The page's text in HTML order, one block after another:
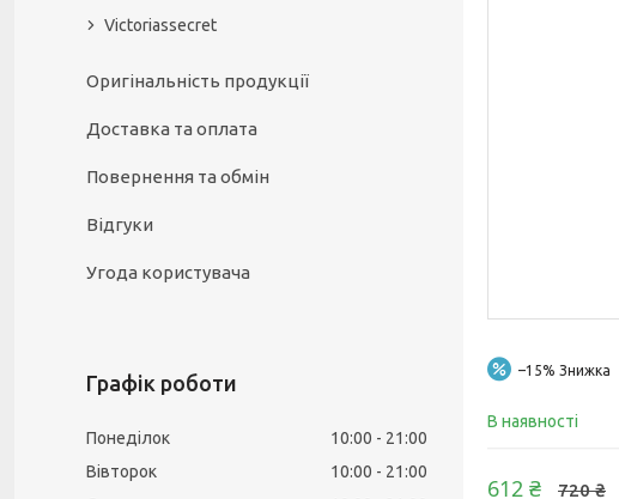
–15%
В наявності
720 ₴
612 ₴
Victoriassecret
Оригінальність продукції
Доставка та оплата
Повернення та обмін
Відгуки
Угода користувача
Графік роботи
Понеділок 10:00
21:00
Вівторок
10:00
21:00